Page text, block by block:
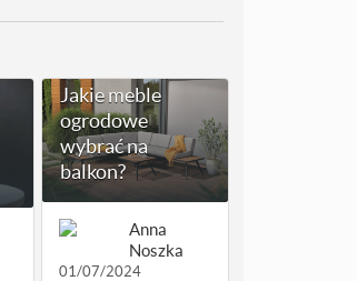
Jakie meble
ogrodowe
wybrać na
balkon?
Anna
Noszka
01/07/2024